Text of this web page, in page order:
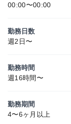
00:00〜00:00
勤務日数
週2日〜
勤務時間
週16時間〜
勤務期間
4〜6ヶ月以上